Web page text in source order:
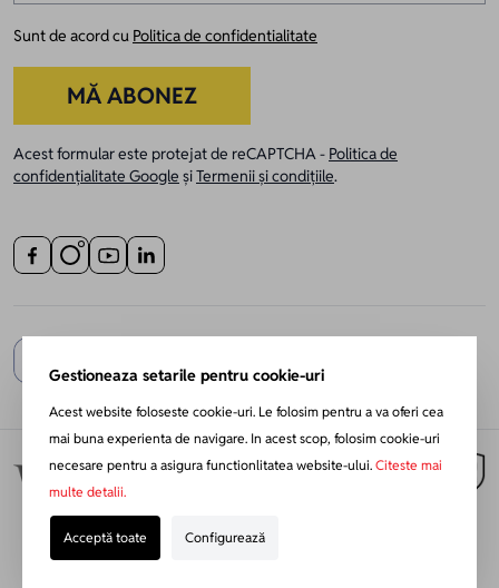
Sunt de acord cu Politica de confidentialitate
MĂ ABONEZ
Acest formular este protejat de reCAPTCHA - Politica de
confidențialitate Google șiTermenii și condițiile.
Gestioneaza setarile pentru cookie-uri
Acest website foloseste cookie-uri. Le folosim pentru a va oferi cea
mai buna experienta de navigare. In acest scop, folosim cookie-uri
necesare pentru a asigura functionlitatea website-ului. Citeste mai
multe detalii.
Acceptă toate Configurează